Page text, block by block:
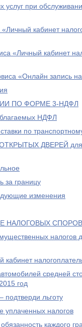
при
кабинет
«Личный кабинет
«Онлайн запись
ПО ФОРМЕ 3-НДФЛ
НДФЛ
по
ДВЕРЕЙ для
за границу
изменения
НАЛОГОВЫХ
налогов
кабинет
средней
год
подтверди льготу
уплаченных налогов
каждого